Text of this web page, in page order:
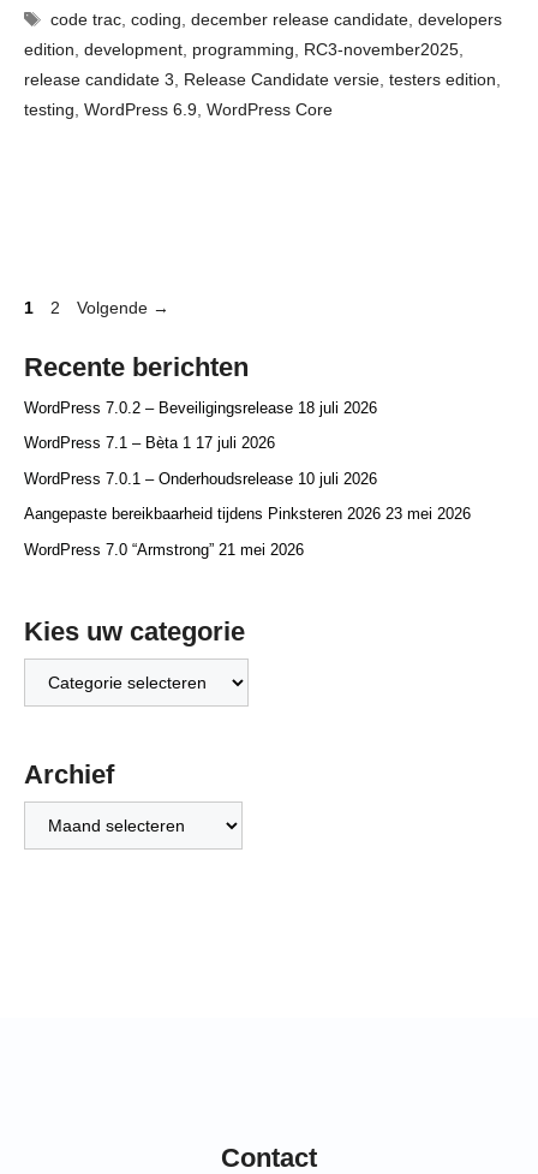
Tags
code trac ,coding ,december release candidate ,developers
edition development programming RC3-november2025
release candidate 3
Release Candidate versie testers edition
testing WordPress 6.9 WordPress Core
Pagina
1 Pagina
2 Volgende →
Recente berichten
WordPress 7.0.2 – Beveiligingsrelease 18 juli 2026
WordPress 7.1 – Bèta 1 17 juli 2026
WordPress 7.0.1 – Onderhoudsrelease 10 juli 2026
Aangepaste bereikbaarheid tijdens Pinksteren 2026 23 mei 2026
WordPress 7.0 “Armstrong” 21 mei 2026
Kies uw categorie
Archief
Contact